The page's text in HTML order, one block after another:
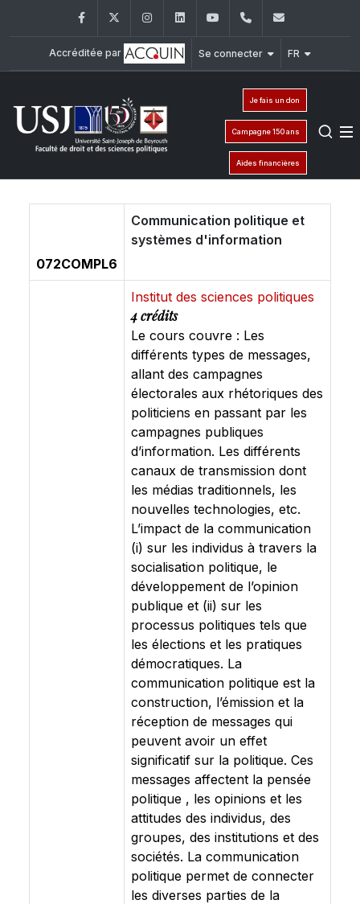
FacebookTwitter InstagramLinkedInYouTube+961 (1) 421 432
Accréditée par Se connecter FR
Je fais un don
Campagne 150 ans
Aides financières
072COMPL6
Communication politique et
systèmes d'information
Institut des sciences politiques
4 crédits
Le cours couvre : Les
différents types de messages,
allant des campagnes
électorales aux rhétoriques des
politiciens en passant par les
campagnes publiques
d’information. Les différents
canaux de transmission dont
les médias traditionnels, les
nouvelles technologies, etc.
L’impact de la communication
(i) sur les individus à travers la
socialisation politique, le
développement de l’opinion
publique et (ii) sur les
processus politiques tels que
les élections et les pratiques
démocratiques. La
communication politique est la
construction, l’émission et la
réception de messages qui
peuvent avoir un effet
significatif sur la politique. Ces
messages affectent la pensée
politique , les opinions et les
attitudes des individus, des
groupes, des institutions et des
sociétés. La communication
politique permet de connecter
les diverses parties de la